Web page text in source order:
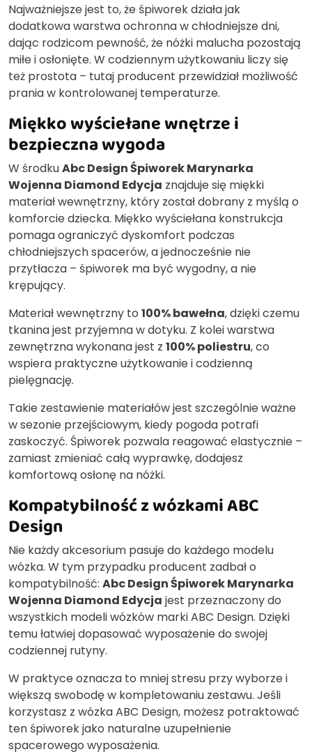
Najważniejsze jest to, że śpiworek działa jak
dodatkowa warstwa ochronna w chłodniejsze dni,
dając rodzicom pewność, że nóżki malucha pozostają
miłe i osłonięte. W codziennym użytkowaniu liczy się
też prostota – tutaj producent przewidział możliwość
prania w kontrolowanej temperaturze.
Miękko wyściełane wnętrze i
bezpieczna wygoda
W środkuAbc Design Śpiworek Marynarka
Wojenna Diamond Edycja znajduje się miękki
materiał wewnętrzny, który został dobrany z myślą o
komforcie dziecka. Miękko wyściełana konstrukcja
pomaga ograniczyć dyskomfort podczas
chłodniejszych spacerów, a jednocześnie nie
przytłacza – śpiworek ma być wygodny, a nie
krępujący.
Materiał wewnętrzny to 100% bawełna, dzięki czemu
tkanina jest przyjemna w dotyku. Z kolei warstwa
zewnętrzna wykonana jest z 100% poliestru, co
wspiera praktyczne użytkowanie i codzienną
pielęgnację.
Takie zestawienie materiałów jest szczególnie ważne
w sezonie przejściowym, kiedy pogoda potrafi
zaskoczyć. Śpiworek pozwala reagować elastycznie –
zamiast zmieniać całą wyprawkę, dodajesz
komfortową osłonę na nóżki.
Kompatybilność z wózkami ABC
Design
Nie każdy akcesorium pasuje do każdego modelu
wózka. W tym przypadku producent zadbał o
kompatybilność: Abc Design Śpiworek Marynarka
Wojenna Diamond Edycja jest przeznaczony do
wszystkich modeli wózków marki ABC Design. Dzięki
temu łatwiej dopasować wyposażenie do swojej
codziennej rutyny.
W praktyce oznacza to mniej stresu przy wyborze i
większą swobodę w kompletowaniu zestawu. Jeśli
korzystasz z wózka ABC Design, możesz potraktować
ten śpiworek jako naturalne uzupełnienie
spacerowego wyposażenia.